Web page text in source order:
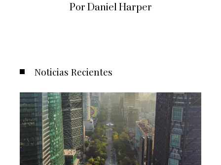
Por Daniel Harper
Noticias Recientes